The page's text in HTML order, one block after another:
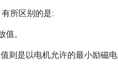
所区别的是:
值。
则是以电机允许的最小励磁电